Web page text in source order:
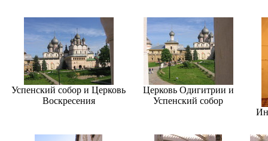
Успенский собор и Церковь
Воскресения
Церковь Одигитрии и
Успенский собор